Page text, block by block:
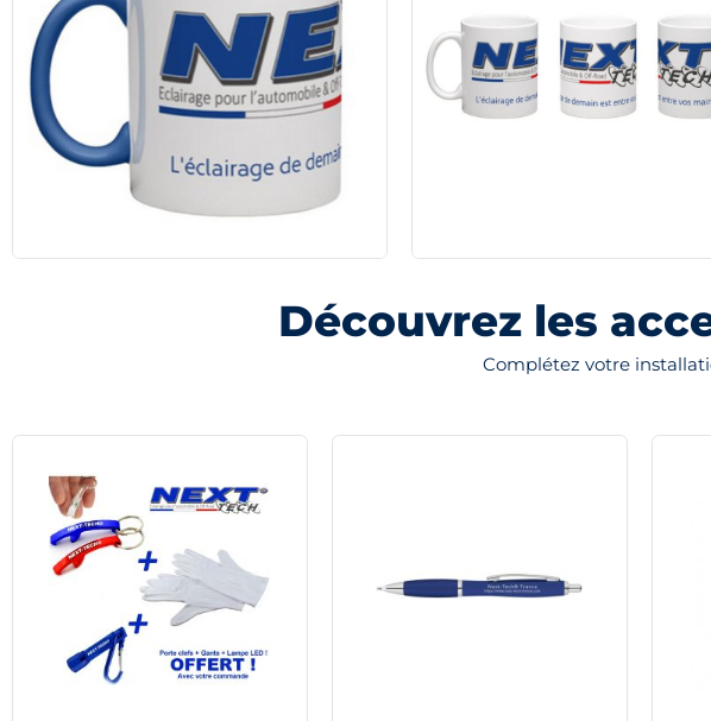
Découvrez les
Complétez votre